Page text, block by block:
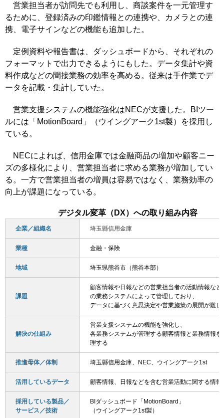
営業担当者が訪問先でも利用し、商談案件を一元管理す
るために、登録済みの印鑑情報との連携や、カメラとの連
携、電子サインなどの機能も追加した。
定例資料や報告書は、ダッシュボードから、それぞれの
フォーマットで出力できるようにもした。データ集計や資
料作成などの間接業務の効率を高める。従来は手作業でデ
ータを記載・集計していた。
営業支援システムの機能強化はNECが支援した。BIツー
ルには「MotionBoard」（ウイングアーク1st製）を採用し
ている。
NECによれば、信用金庫では金融商品の増加や顧客ニー
ズの多様化により、営業担当者に求める業務が増加してい
る。一方で営業担当者の増員は容易ではなく、業務効率の
向上が課題になっている。
デジタル変革（DX）への取り組み内容
企業／組織名 埼玉縣信用金庫
業種 金融・保険
地域 埼玉県熊谷市（熊谷本部）
課題
顧客情報や日報などの営業担当者の活動情報など
の業務システムによって管理しており、
データに基づく意思決定や営業施策の展開が難し
解決の仕組み
営業支援システムの機能を強化し、
各業務システムが管理する顧客情報と業務情報を
理する
推進母体／体制 埼玉縣信用金庫、NEC、ウイングアーク1st
活用しているデータ 顧客情報、日報などを含む営業活動に関する情報
採用している製品／
サービス／技術
BIダッシュボード「MotionBoard」
（ウイングアーク1st製）